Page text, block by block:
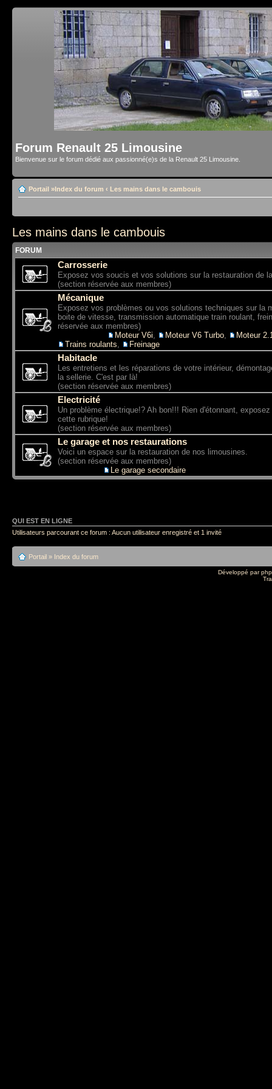
Forum Renault 25 Limousine
Bienvenue sur le forum dédié aux passionné(e)s de la Renault 25 Limousine.
Portail »Index du forum ‹ Les mains dans le cambouis
Les mains dans le cambouis
FORUM
Carrosserie
Exposez vos soucis et vos solutions sur la restauration de
(section réservée aux membres)
Mécanique
Exposez vos problèmes ou vos solutions techniques sur la
boite de vitesse, transmission automatique train roulant,
réservée aux membres)
Moteur V6i Moteur V6 Turbo
Moteur
Trains roulants
Freinage
Habitacle
Les entretiens et les réparations de votre intérieur,
la sellerie. C'est par là!
(section réservée aux membres)
Electricité
Un problème électrique!? Ah bon!!! Rien d'étonnant,
cette rubrique!
(section réservée aux membres)
Le garage et nos restaurations
Voici un espace sur la restauration de nos limousines.
(section réservée aux membres)
Le garage secondaire
QUI EST EN LIGNE
Utilisateurs parcourant ce forum : Aucun utilisateur enregistré et 1 invité
Portail » Index du forum
Développé par